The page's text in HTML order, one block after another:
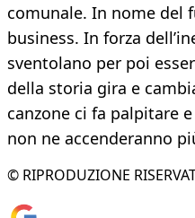
comunale. In nome del
business. In forza
sventolano per poi
della storia gira e
canzone ci fa palpitare
non ne accenderanno
© RIPRODUZIONE